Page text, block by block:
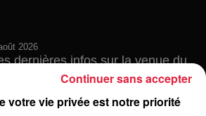
2026
dernières infos sur la venue du
à Metz en septembre
votre vie privée est notre priorité
Continuer sans accepter